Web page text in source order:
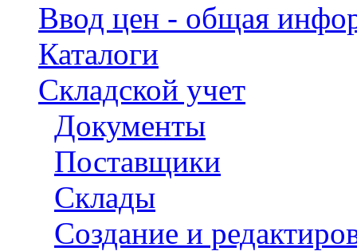
Ввод цен - общая
Каталоги
Складской учет
Документы
Поставщики
Склады
Создание и